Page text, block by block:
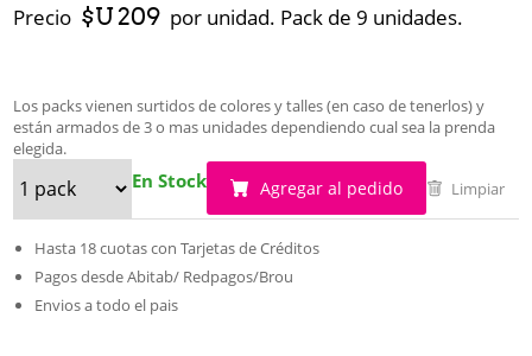
Precio $U 209 por unidad. Pack de 9 unidades.
Los packs vienen surtidos de colores y talles (en caso de tenerlos) y
están armados de 3 o mas unidades dependiendo cual sea la prenda
elegida.
En Stock Agregar al pedido Limpiar
Hasta 18 cuotas con Tarjetas de Créditos
Pagos desde Abitab/ Redpagos/Brou
Envios a todo el pais